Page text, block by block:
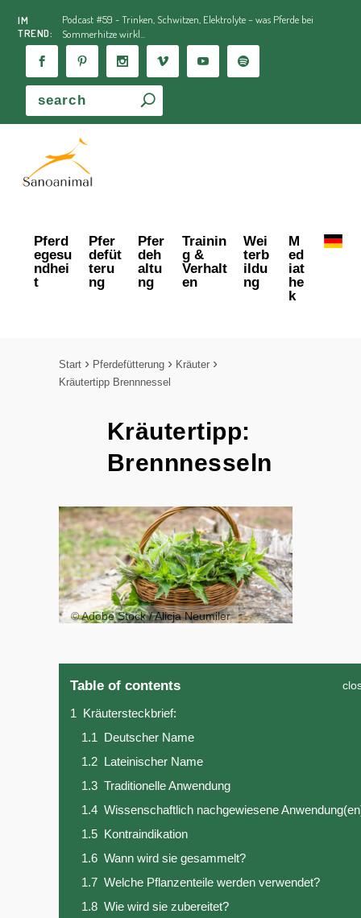
IM
TREND:
Podcast #59 - Trinken, Schwitzen, Elektrolyte – was Pferde bei
Sommerhitze wirkl...
Pferd
egesu
ndhei
t
Pfer
defüt
teru
ng
Pfer
deh
altu
ng
Trainin
g &
Verhalt
en
Wei
terb
ildu
ng
M
ed
iat
he
k
Start Pferdefütterung
Kräuter
Kräutertipp Brennnessel
Kräutertipp:
Brennnesseln
© Adobe Stock / Alicja Neumiler
Table of contents
1 Kräutersteckbrief:
1.1 Deutscher Name
1.2 Lateinischer Name
1.3 Traditionelle Anwendung
1.4 Wissenschaftlich nachgewiesene
1.5 Kontraindikation
1.6 Wann wird sie gesammelt?
1.7 Welche Pflanzenteile werden verwendet?
1.8 Wie wird sie zubereitet?